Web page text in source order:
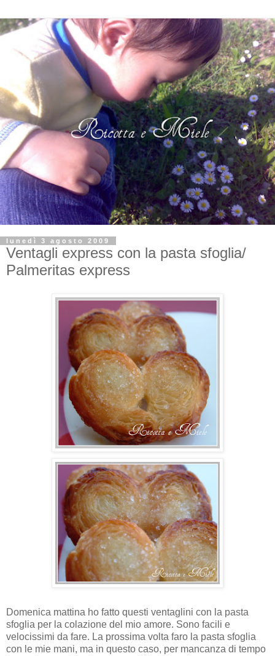
lunedì 3 agosto 2009
Ventagli express con la pasta sfoglia/
Palmeritas express
Domenica mattina ho fatto questi ventaglini con la pasta
sfoglia per la colazione del mio amore. Sono facili e
velocissimi da fare. La prossima volta faro la pasta sfoglia
con le mie mani, ma in questo caso, per mancanza di tempo